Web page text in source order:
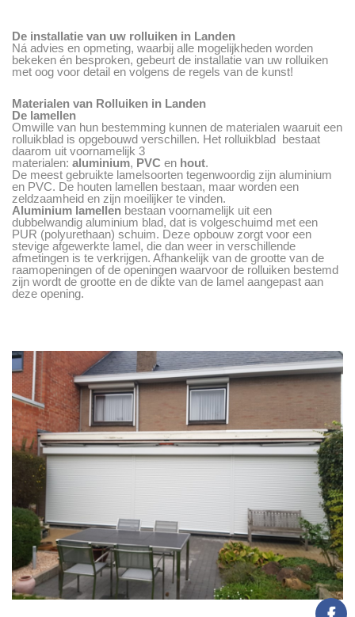
De installatie van uw rolluiken in Landen
Ná advies en opmeting, waarbij alle mogelijkheden worden
bekeken én besproken, gebeurt de installatie van uw rolluiken
met oog voor detail en volgens de regels van de kunst!
Materialen van Rolluiken in Landen
De lamellen
Omwille van hun bestemming kunnen de materialen waaruit een
rolluikblad is opgebouwd verschillen. Het rolluikblad bestaat
daarom uit voornamelijk 3
materialen: aluminium, PVC en hout.
De meest gebruikte lamelsoorten tegenwoordig zijn aluminium
en PVC. De houten lamellen bestaan, maar worden een
zeldzaamheid en zijn moeilijker te vinden.
Aluminium lamellen bestaan voornamelijk uit een
dubbelwandig aluminium blad, dat is volgeschuimd met een
PUR (polyurethaan) schuim. Deze opbouw zorgt voor een
stevige afgewerkte lamel, die dan weer in verschillende
afmetingen is te verkrijgen. Afhankelijk van de grootte van de
raamopeningen of de openingen waarvoor de rolluiken bestemd
zijn wordt de grootte en de dikte van de lamel aangepast aan
deze opening.